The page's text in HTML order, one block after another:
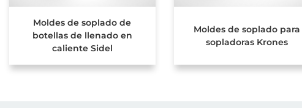
Moldes de soplado de
botellas de llenado en
caliente Sidel
Moldes de soplado para
sopladoras Krones